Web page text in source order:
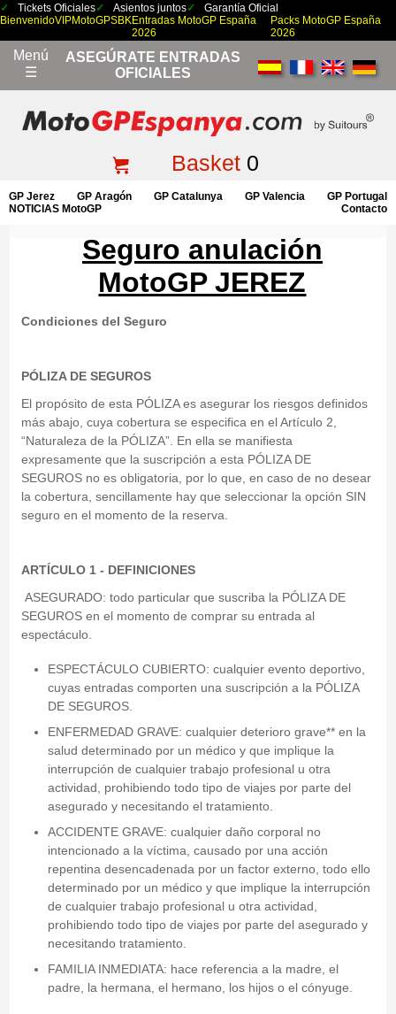
Tickets Oficiales Asientos juntos
Garantía Oficial
BienvenidoVIPMotoGPSBKEntradas MotoGP España
2026
Packs MotoGP España
2026
Menú
☰
ASEGÚRATE ENTRADAS
OFICIALES
Basket0
GP Jerez GP Aragón GP Catalunya GP Valencia
GP Portugal
NOTICIAS MotoGP
Contacto
Seguro anulación
MotoGP JEREZ
Condiciones del Seguro
PÓLIZA DE SEGUROS
El propósito de esta PÓLIZA es asegurar los riesgos definidos
más abajo, cuya cobertura se especifica en el Artículo 2,
“Naturaleza de la PÓLIZA”. En ella se manifiesta
expresamente que la suscripción a esta PÓLIZA DE
SEGUROS no es obligatoria, por lo que, en caso de no desear
la cobertura, sencillamente hay que seleccionar la opción SIN
seguro en el momento de la reserva.
ARTÍCULO 1 - DEFINICIONES
ASEGURADO: todo particular que suscriba la PÓLIZA DE
SEGUROS en el momento de comprar su entrada al
espectáculo.
ESPECTÁCULO CUBIERTO: cualquier evento deportivo,
cuyas entradas comporten una suscripción a la PÓLIZA
DE SEGUROS.
ENFERMEDAD GRAVE: cualquier deterioro grave** en la
salud determinado por un médico y que implique la
interrupción de cualquier trabajo profesional u otra
actividad, prohibiendo todo tipo de viajes por parte del
asegurado y necesitando el tratamiento.
ACCIDENTE GRAVE: cualquier daño corporal no
intencionado a la víctima, causado por una acción
repentina desencadenada por un factor externo, todo ello
determinado por un médico y que implique la interrupción
de cualquier trabajo profesional u otra actividad,
prohibiendo todo tipo de viajes por parte del asegurado y
necesitando tratamiento.
FAMILIA INMEDIATA: hace referencia a la madre, el
padre, la hermana, el hermano, los hijos o el cónyuge.